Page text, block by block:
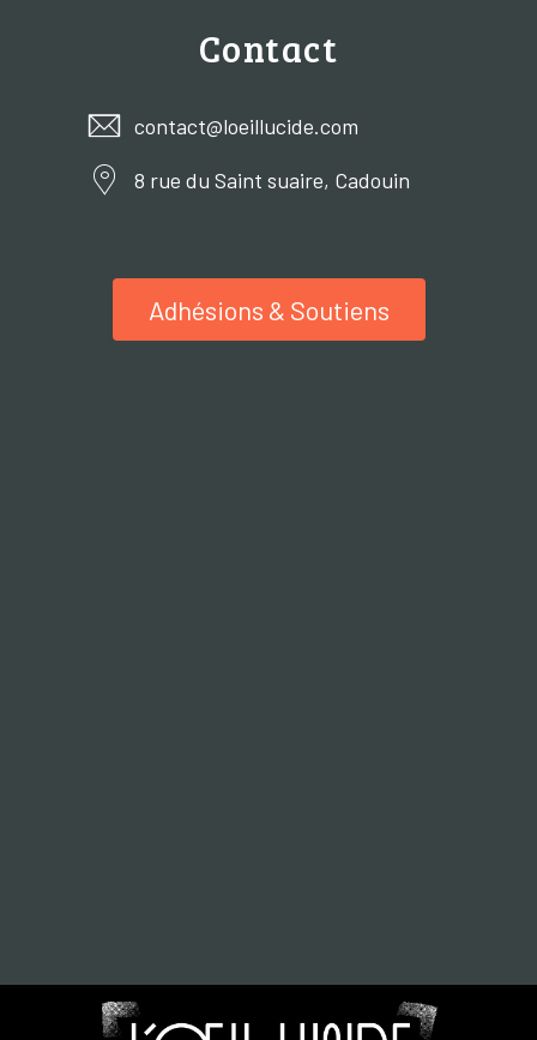
Contact
contact@loeillucide.com
8 rue du Saint suaire, Cadouin
Adhésions & Soutiens